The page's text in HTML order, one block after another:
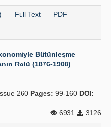
Full Text PDF
Bütünleşme
Rolü (1876-1908)
260 Pages: 99-160 DOI:
6931
3126